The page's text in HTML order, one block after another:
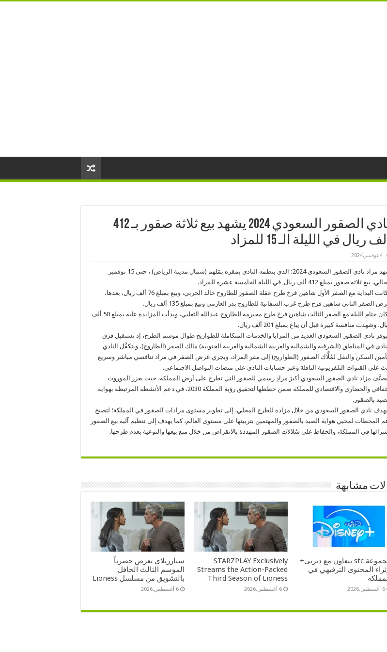
نادي الصقور السعودي 2024 يشهد بيع ثلاثة صقور بـ 412
ريال في الليلة الـ 15 للمزاد
4 نوفمبر,2024
شهد مزاد نادي الصقور السعودي 2024؛ الذي ينظمه النادي بمقره بمَلهم (شمال مدينة الرياض) ، حتى 15 نوفمبر
بيع ثلاثة صقور بمبلغ 412 ألف ريال, في الليلة الخامسة عشرة للمزاد.
وكانت البداية مع الصقر الأول شاهين فرخ طرح عقلة الصقور للطاروح خالد الحربي، وبيع بمبلغ 76 ألف ريال، بعدها،
الصقر الثاني شاهين فرخ طرح غرب السفانية للطاروح بدر العازمي وبيع بمبلغ 135 ألف ريال.
وكان ختام الليلة مع الصقر الثالث شاهين فرخ طرح مجيرمة للطاروح عبدالله الثعلبي، وبدأت المزايدة عليه بمبلغ 50 ألف
وشهدت منافسة كبيرة قبل أن يباع بمبلغ 201 ألف ريال.
نادي الصقور السعودي العديد من المزايا والخدمات المتكاملة للطواريح طوال موسم الطرح، إذ تستقبل فرق
في المناطق (الشرقية والشمالية والغربية الشمالية والغربية الجنوبية) مالك الصقر (الطاروح)، ويتكفَّل النادي
السكن والنقل لمُلَّاك الصقور (الطواريح) إلى مقر المزاد، ويجري عرض الصقر في مزاد تنافسي مباشر وسريع
على القنوات التلفزيونية الناقلة وعبر حسابات النادي على منصات التواصل الاجتماعي.
مزاد نادي الصقور السعودي أكبرَ مزادٍ رسمي للصقور التي تطرح على أرض المملكة، حيث يعزز الموروث
الثقافي والحضاري والاقتصادي للمملكة ضمن خططها لتحقيق رؤية المملكة 2030، في دعم الأنشطة المرتبطة بهواية
بالصقور.
نادي الصقور السعودي من خلال مزاده للطرح المحلي، إلى تطوير مستوى مزادات الصقور في المملكة؛ لتصبح
المحطات لمحبي هواية الصيد بالصقور والمهتمين بتربيتها على مستوى العالم، كما يهدف إلى تنظيم آلية بيع الصقور
في المملكة، والحفاظ على سُلالات الصقور المهددة بالانقراض من خلال منع بيعها والتوعية بعدم طرحها.
مشابهة
مجموعة stc تتعاون مع ديزني+
المحتوى الترفيهي في
6 أغسطس,2026
STARZPLAY Exclusively
Streams the Action-Packed
Third Season of Lioness
6 أغسطس,2026
ستارزبلاي تعرض حصرياً
الموسم الثالث الحافل
بالتشويق من مسلسل Lioness
6 أغسطس,2026